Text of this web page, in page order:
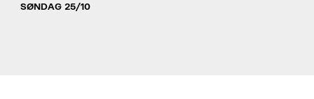
SØNDAG 25/10